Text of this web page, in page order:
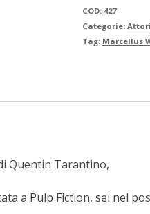
COD: 427
Categorie:
Tag: Marcellus
Quentin Tarantino,
a Pulp Fiction, sei nel